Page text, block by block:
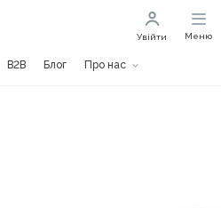
B2B Блог Про нас
Увійти Меню